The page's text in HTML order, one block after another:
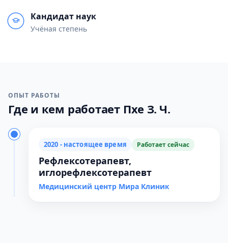
Кандидат наук
Учёная степень
ОПЫТ РАБОТЫ
Где и кем работает Пхе З. Ч.
2020 - настоящее время Работает сейчас
Рефлексотерапевт,
иглорефлексотерапевт
Медицинский центр Мира Клиник